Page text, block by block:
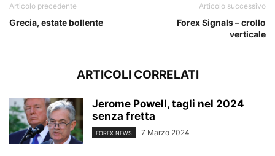
Articolo precedente
Grecia, estate bollente
Articolo successivo
Forex Signals – crollo
verticale
ARTICOLI CORRELATI
Jerome Powell, tagli nel 2024
senza fretta
FOREX NEWS 7 Marzo 2024